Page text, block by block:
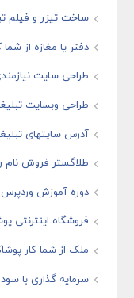
ساخت تیزر و فیلم
دفتر یا مغازه از
طراحی سایت
طراحی وبسایت
آدرس سایتهای
طلاگستر فروش نام
دوره آموزش
فروشگاه اینترنتی
ملک از شما کار
سرمایه گذاری با